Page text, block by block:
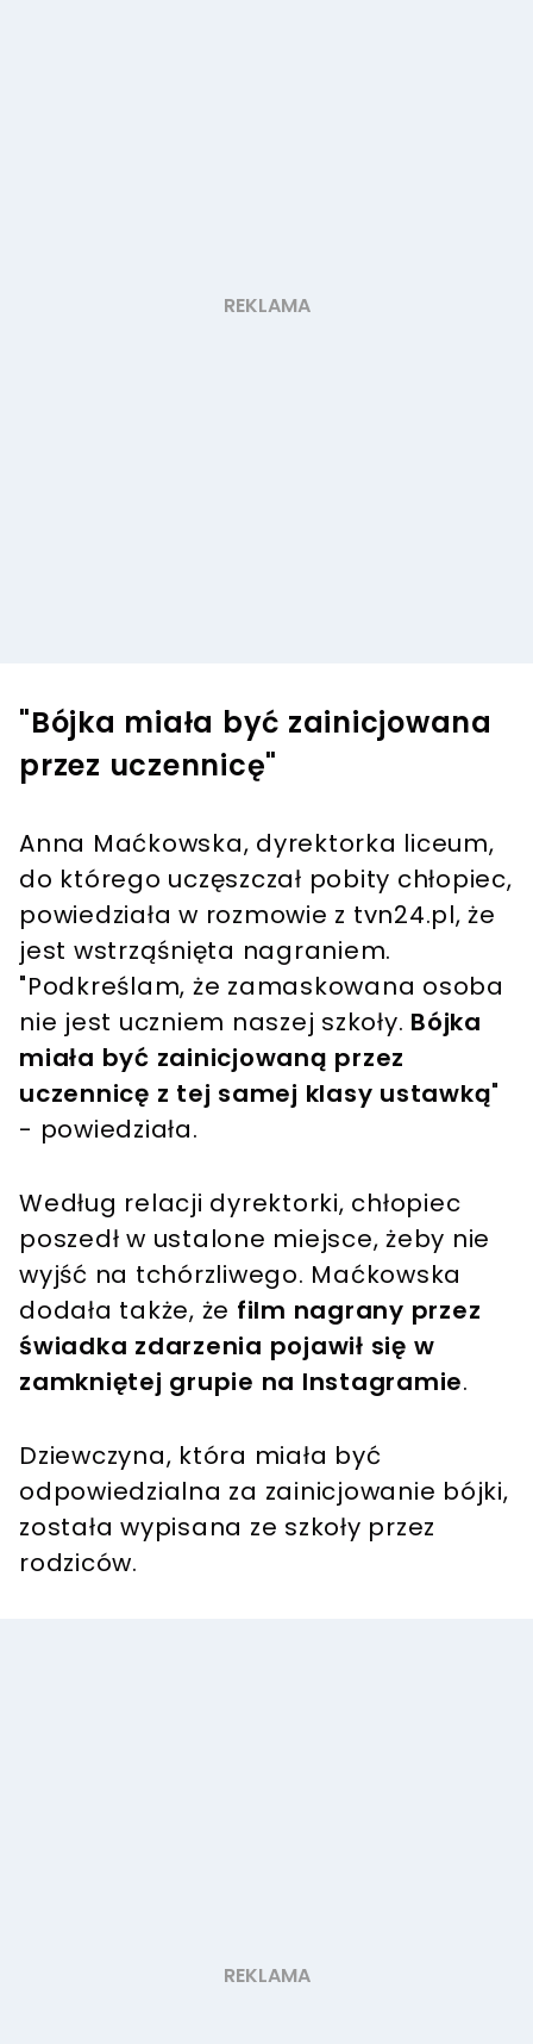
"Bójka miała być zainicjowana
przez uczennicę"
Anna Maćkowska, dyrektorka liceum,
do którego uczęszczał pobity chłopiec,
powiedziała w rozmowie z tvn24.pl, że
jest wstrząśnięta nagraniem.
"Podkreślam, że zamaskowana osoba
nie jest uczniem naszej szkoły. Bójka
miała być zainicjowaną przez
uczennicę z tej samej klasy ustawką"
- powiedziała.
Według relacji dyrektorki, chłopiec
poszedł w ustalone miejsce, żeby nie
wyjść na tchórzliwego. Maćkowska
dodała także, że film nagrany przez
świadka zdarzenia pojawił się w
zamkniętej grupie na Instagramie.
Dziewczyna, która miała być
odpowiedzialna za zainicjowanie bójki,
została wypisana ze szkoły przez
rodziców.